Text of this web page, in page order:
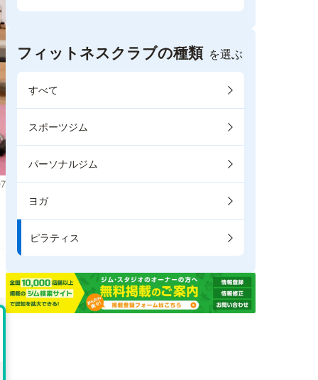
フィットネスクラブの種類 を選ぶ
すべて
スポーツジム
パーソナルジム
ヨガ
ピラティス